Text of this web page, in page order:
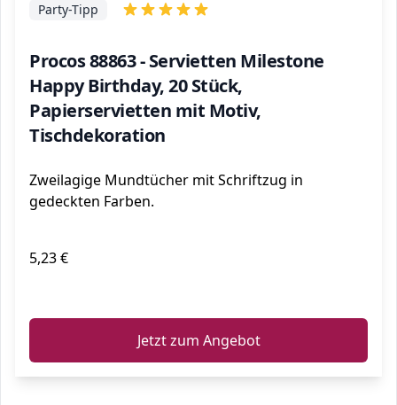
Procos 88863 - Servietten Milestone
Happy Birthday, 20 Stück,
Papierservietten mit Motiv,
Tischdekoration
Party-Tipp
Zweilagige Mundtücher mit Schriftzug in
gedeckten Farben.
5,23 €
Jetzt zum Angebot